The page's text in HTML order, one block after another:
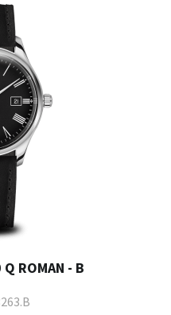
ROMAN - B